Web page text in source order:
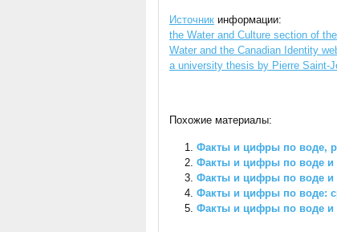
Источник информации:
the Water and Culture section of
Water and the Canadian Identity
a university thesis by Pierre Saint-
Похожие материалы:
Факты и цифры по воде,
Факты и цифры по воде и
Факты и цифры по воде и
Факты и цифры по воде:
Факты и цифры по воде и